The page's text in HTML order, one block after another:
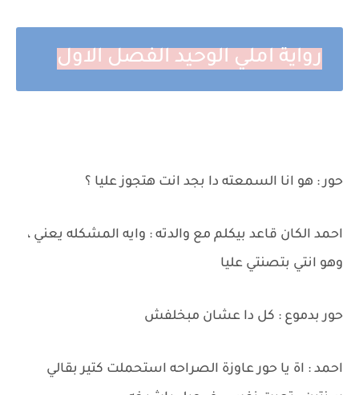
رواية املي الوحيد الفصل الاول
حور : هو انا السمعته دا بجد انت هتجوز عليا ؟
احمد الكان قاعد بيكلم مع والدته : وايه المشكله يعني ،
وهو انتي بتصنتي عليا
حور بدموع : كل دا عشان مبخلفش
احمد : اة يا حور عاوزة الصراحه استحملت كتير بقالي